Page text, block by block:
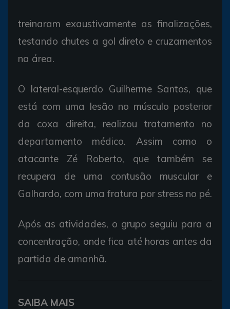
treinaram exaustivamente as finalizações,
testando chutes a gol direto e cruzamentos
na área.
O lateral-esquerdo Guilherme Santos, que
está com uma lesão no músculo posterior
da coxa direita, realizou tratamento no
departamento médico. Assim como o
atacante Zé Roberto, que também se
recupera de uma contusão muscular e
Galhardo, com uma fratura por stress no pé.
Após as atividades, o grupo seguiu para a
concentração, onde fica até horas antes da
partida de amanhã.
SAIBA MAIS